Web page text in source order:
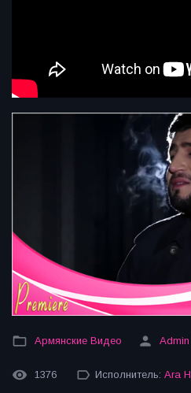
Армянские Видео Admin
1376 Исполнитель: Ara